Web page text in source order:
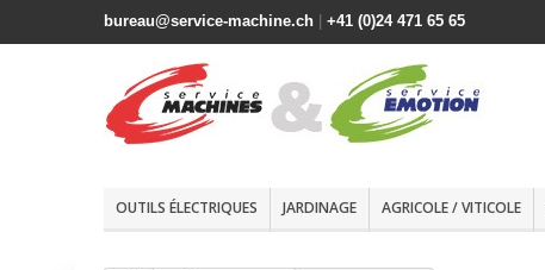
bureau@service-machine.ch +41 (0)24 471 65 65
OUTILS ÉLECTRIQUES JARDINAGE AGRICOLE / VITICOLE